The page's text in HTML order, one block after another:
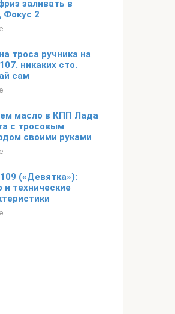
заливать в
2
троса ручника на
никаких сто.
сам
масло в КПП Лада
с тросовым
своими руками
(«Девятка»):
и технические